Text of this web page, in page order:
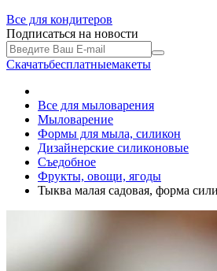
Все для кондитеров
Подписаться на новости
Скачатьбесплатныемакеты
Все для мыловарения
Мыловарение
Формы для мыла, силикон
Дизайнерские силиконовые
Съедобное
Фрукты, овощи, ягоды
Тыква малая садовая, форма